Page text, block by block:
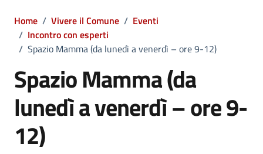
Home / Vivere il Comune / Eventi
/ Incontro con esperti
/ Spazio Mamma (da lunedì a venerdì – ore 9-12)
Spazio Mamma (da
lunedì a venerdì – ore 9-
12)